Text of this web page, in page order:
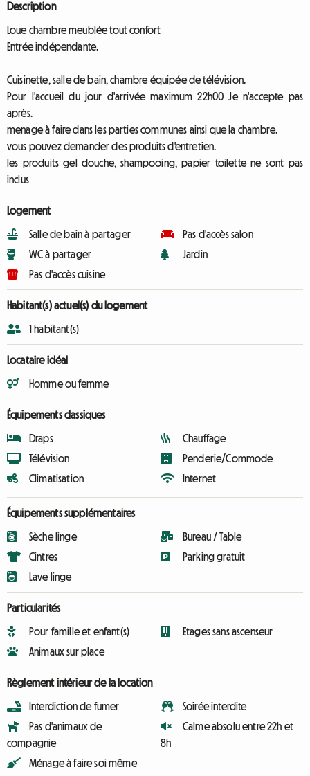
Description
Loue chambre meublée tout confort
Entrée indépendante.
Cuisinette, salle de bain, chambre équipée de télévision.
Pour l'accueil du jour d'arrivée maximum 22h00 Je n'accepte pas
après.
menage à faire dans les parties communes ainsi que la chambre.
vous pouvez demander des produits d'entretien.
les produits gel douche, shampooing, papier toilette ne sont pas
inclus
Logement
Salle de bain à partager
WC à partager
Pas d'accès cuisine
Pas d'accès salon
Jardin
Habitant(s) actuel(s) du logement
1 habitant(s)
Locataire idéal
Homme ou femme
Équipements classiques
Draps
Télévision
Climatisation
Chauffage
Penderie/Commode
Internet
Équipements supplémentaires
Sèche linge
Cintres
Lave linge
Bureau / Table
Parking gratuit
Particularités
Pour famille et enfant(s)
Animaux sur place
Etages sans ascenseur
Règlement intérieur de la location
Interdiction de fumer
Pas d'animaux de
compagnie
Ménage à faire soi même
Soirée interdite
Calme absolu entre 22h et
8h